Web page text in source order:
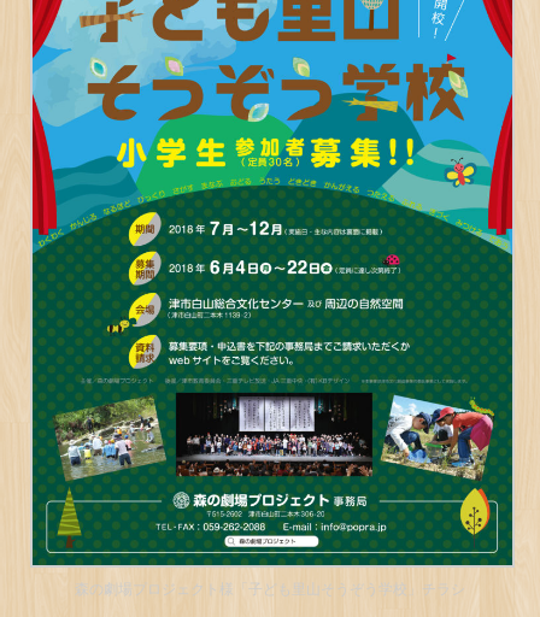
森の劇場プロジェクト様「子ども里山そうぞう学校」チラシ